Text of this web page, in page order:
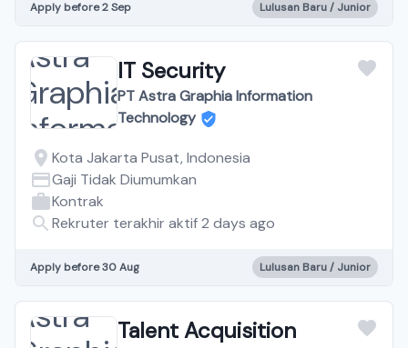
Apply before 2 Sep Lulusan Baru / Junior
IT Security
PT Astra Graphia Information
Technology
Kota Jakarta Pusat, Indonesia
Gaji Tidak Diumumkan
Kontrak
Rekruter terakhir aktif 2 days ago
Apply before 30 Aug Lulusan Baru / Junior
Talent Acquisition